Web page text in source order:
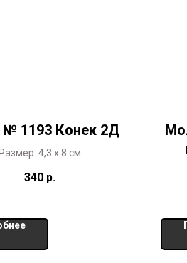
1193 Конек 2Д
Размер: 4,3 х 8 см
340 р.